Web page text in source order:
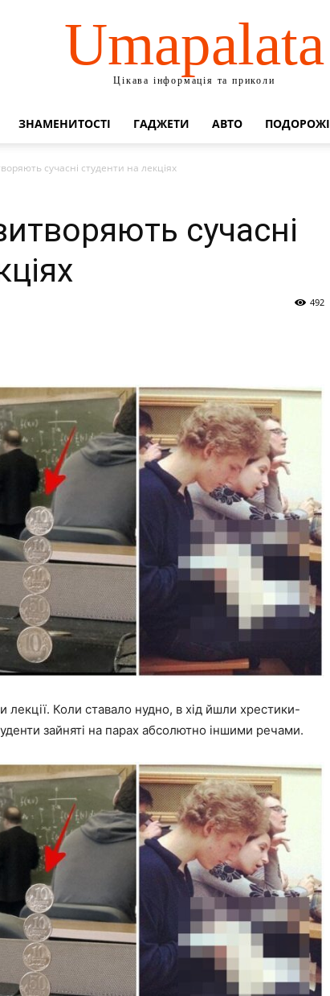
Umapalata
Цікава інформація та приколи
ЗНАМЕНИТОСТІ ГАДЖЕТИ АВТО ПОДОРОЖІ
сучасні студенти на лекціях
сучасні
492
лекції. Коли ставало нудно, в хід йшли хрестики-
зайняті на парах абсолютно іншими речами.